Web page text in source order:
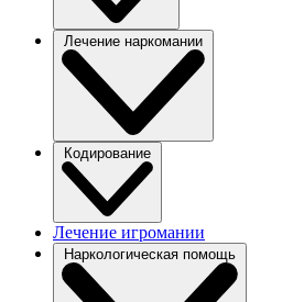
Лечение наркомании
Кодирование
Лечение игромании
Наркологическая помощь